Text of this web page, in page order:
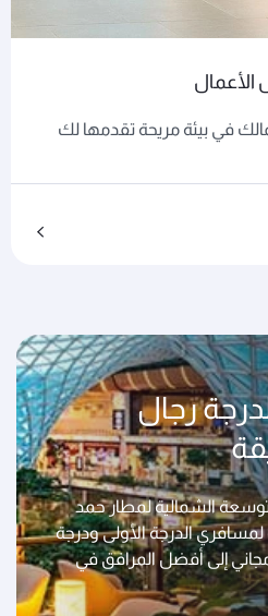
الأعمال
في بيئة مريحة تقدمها لك
رجال
الشمالية لمطار حمد
لمسافري الدرجة الأولى ودرجة
إلى أفضل المرافق في